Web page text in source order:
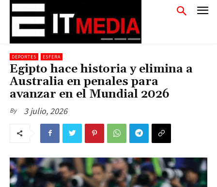
DEPORTES ESFERA
Egipto hace historia y elimina a
Australia en penales para
avanzar en el Mundial 2026
By 3 julio, 2026